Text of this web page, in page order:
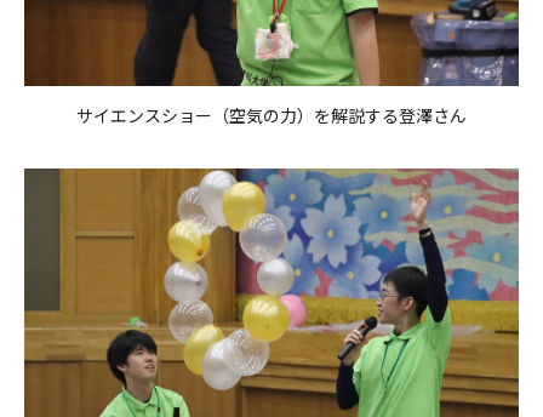
サイエンスショー（空気の力）を解説する登澤さん